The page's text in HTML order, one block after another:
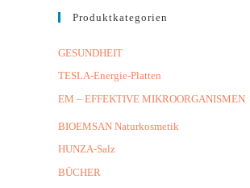
Produktkategorien
GESUNDHEIT
TESLA-Energie-Platten
EM – EFFEKTIVE MIKROORGANISMEN
BIOEMSAN Naturkosmetik
HUNZA-Salz
BÜCHER